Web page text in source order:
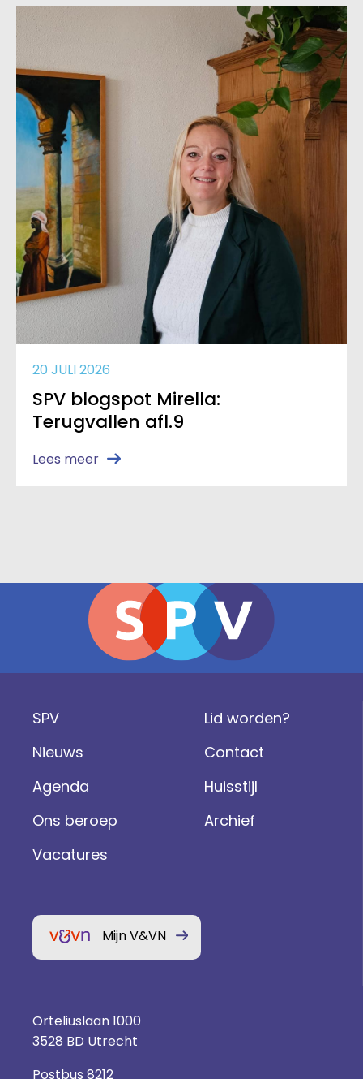
20 JULI 2026
SPV blogspot Mirella:
Terugvallen afl.9
Lees meer
SPV
Nieuws
Agenda
Ons beroep
Vacatures
Lid worden?
Contact
Huisstijl
Archief
Mijn V&VN
Orteliuslaan 1000
3528 BD Utrecht
Postbus 8212